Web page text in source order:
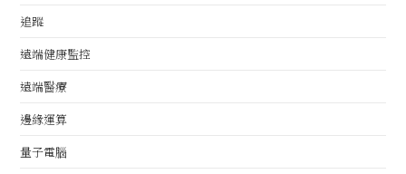
追蹤
遠端健康監控
遠端醫療
邊緣運算
量子電腦